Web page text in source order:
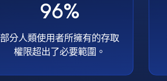
96%
部分人類使用者所擁有的存取
權限超出了必要範圍。